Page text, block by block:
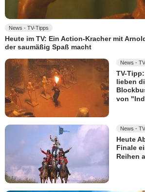
News - TV-Tipps
Heute im TV: Ein Action-Kracher mit
der saumäßig Spaß macht
News -
TV-
lieben
von
News -
Heute
Finale
Reihen